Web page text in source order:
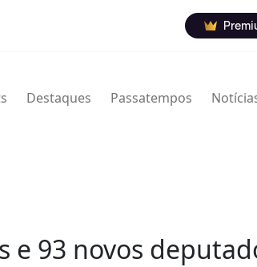
Destaques Passatempos
e 93 novos